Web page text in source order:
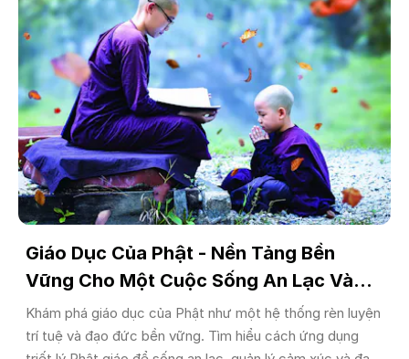
Giáo Dục Của Phật - Nền Tảng Bền
Vững Cho Một Cuộc Sống An Lạc Và
Tỉnh Thức
Khám phá giáo dục của Phật như một hệ thống rèn luyện
trí tuệ và đạo đức bền vững. Tìm hiểu cách ứng dụng